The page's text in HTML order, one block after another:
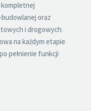
oraz
i drogowych.
na każdym etapie
pełnienie funkcji